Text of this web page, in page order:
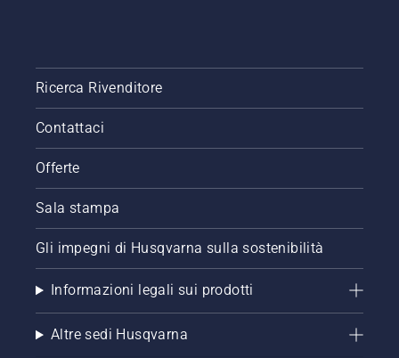
Ricerca Rivenditore
Contattaci
Offerte
Sala stampa
Gli impegni di Husqvarna sulla sostenibilità
Informazioni legali sui prodotti
Altre sedi Husqvarna